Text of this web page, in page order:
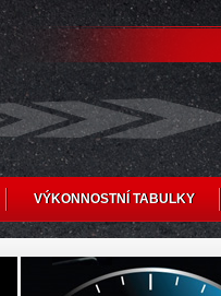
VÝKONNOSTNÍ TABULKY